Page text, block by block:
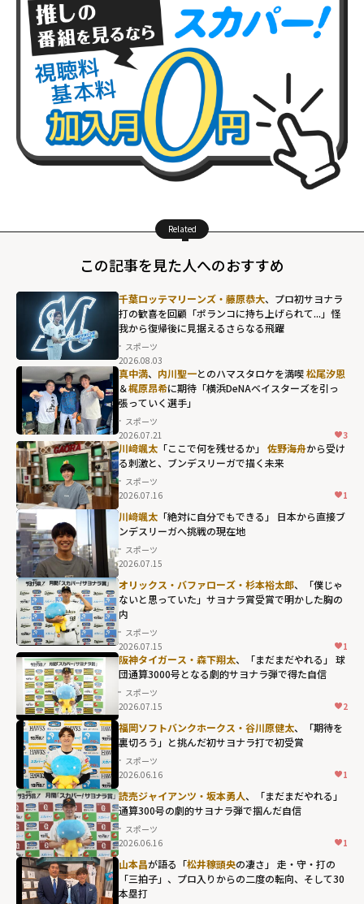
Related
この記事を見た人へのおすすめ
千葉ロッテマリーンズ・藤原恭大、プロ初サヨナラ
打の歓喜を回顧「ポランコに持ち上げられて...」怪
我から復帰後に見据えるさらなる飛躍
スポーツ
2026.08.03
真中満、 内川聖一とのハマスタロケを満喫松尾汐恩
＆梶原昂希に期待「横浜DeNAベイスターズを引っ
張っていく選手」
スポーツ
2026.07.21
3
川﨑颯太 「ここで何を残せるか」 佐野海舟から受け
る刺激と、ブンデスリーガで描く未来
スポーツ
2026.07.16
1
川﨑颯太 「絶対に自分でもできる」 日本から直接ブ
ンデスリーガへ――挑戦の現在地
スポーツ
2026.07.15
オリックス・バファローズ・杉本裕太郎、「僕じゃ
ないと思っていた」サヨナラ賞受賞で明かした胸の
内
スポーツ
2026.07.15
1
阪神タイガース・森下翔太、「まだまだやれる」 球
団通算3000号となる劇的サヨナラ弾で得た自信
スポーツ
2026.07.15
2
福岡ソフトバンクホークス・谷川原健太、「期待を
裏切ろう」と挑んだ初サヨナラ打で初受賞
スポーツ
2026.06.16
1
読売ジャイアンツ・坂本勇人、「まだまだやれる」
通算300号の劇的サヨナラ弾で掴んだ自信
スポーツ
2026.06.16
1
山本昌が語る「松井稼頭央の凄さ」 走・守・打の
「三拍子」、プロ入りからの二度の転向、そして30
本塁打